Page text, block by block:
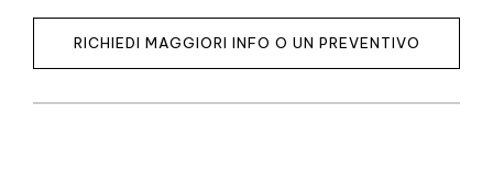
RICHIEDI MAGGIORI INFO O UN PREVENTIVO